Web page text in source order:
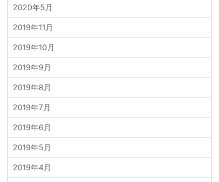
2020年5月
2019年11月
2019年10月
2019年9月
2019年8月
2019年7月
2019年6月
2019年5月
2019年4月